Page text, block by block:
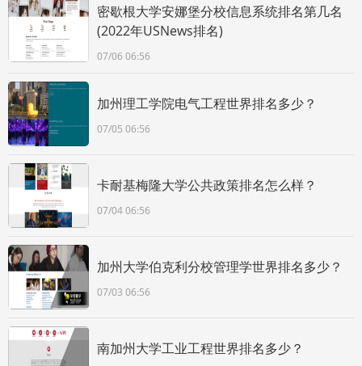
密歇根大学安娜堡分校信息系统排名第几名
(2022年USNews排名)
07/06 06:56
加州理工学院电气工程世界排名多少？
07/05 06:56
卡耐基梅隆大学公共政策排名怎么样？
07/04 06:56
加州大学伯克利分校管理学世界排名多少？
07/03 06:56
南加州大学工业工程世界排名多少？